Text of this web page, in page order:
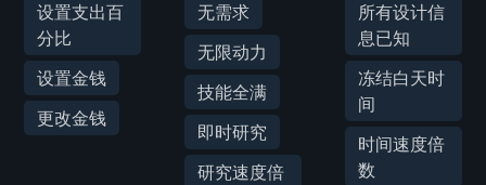
设置支出百
分比
设置金钱
更改金钱
无需求
无限动力
技能全满
即时研究
研究速度倍
所有设计信
息已知
冻结白天时
间
时间速度倍
数